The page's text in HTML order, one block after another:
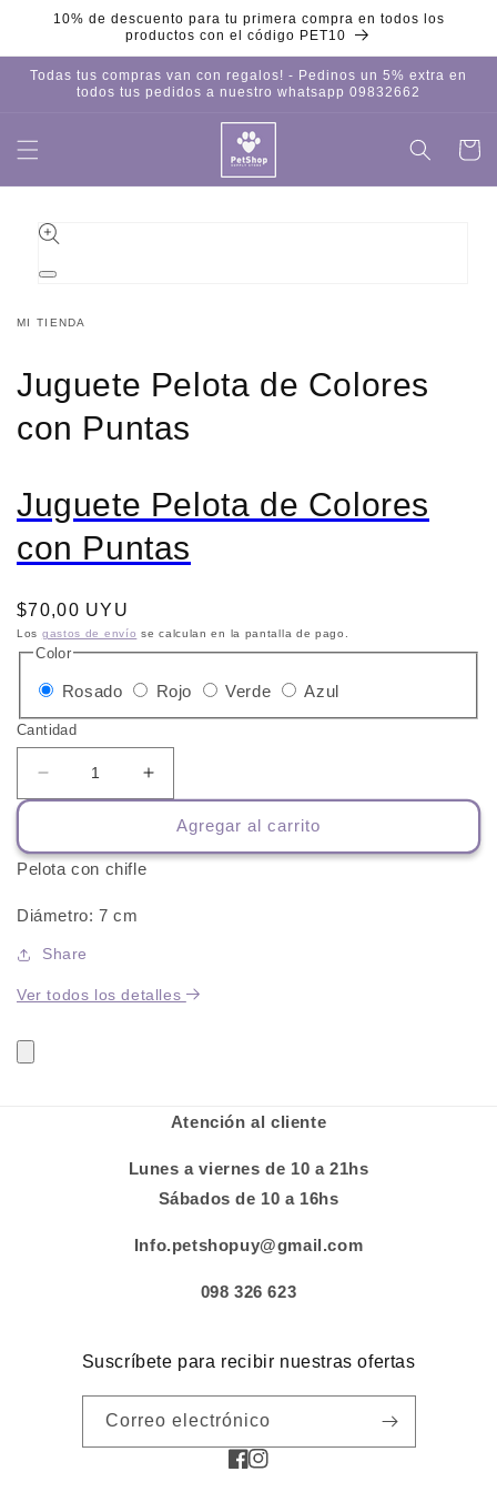
directamente
10% de descuento para tu primera compra en todos los
productos con el código PET10
Todas tus compras van con regalos! - Pedinos un 5% extra en
todos tus pedidos a nuestro whatsapp 09832662
Iniciar
sesión
Carrito
directamente
a la
del producto
Abrir
multimedia
1
ventana
modal
MI TIENDA
Juguete Pelota de Colores
con Puntas
Juguete Pelota de Colores
con Puntas
Precio
habitual
$70,00 UYU
Los gastos de envío se calculan en la pantalla de pago.
Color
RosadoVariante
agotada
o
Rojo Variante
agotada
VerdeVariante
agotada
AzulVariante
agotada
Cantidad
Reducir
cantidad
Juguete
Pelota
Colores
con
Aumentar
cantidad
para
Juguete
Agregar al carrito
Pelota con chifle
Diámetro: 7 cm
Share
Ver todos los detalles
Atención al cliente
Lunes a viernes de 10 a 21hs
Sábados de 10 a 16hs
Info.petshopuy@gmail.com
098 326 623
Suscríbete para recibir nuestras ofertas
Correo electrónico
Facebook
Instagram